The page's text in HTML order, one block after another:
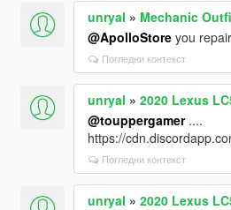
unryal » Mechanic
@ApolloStoreyou
Погледни контекст
unryal » 2020 Lexus
@touppergamer....
https://
Погледни контекст
unryal » 2020 Lexus